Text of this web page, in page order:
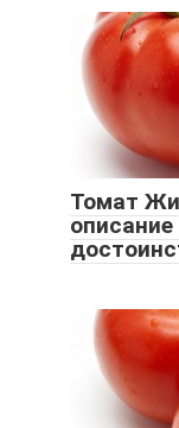
Томат